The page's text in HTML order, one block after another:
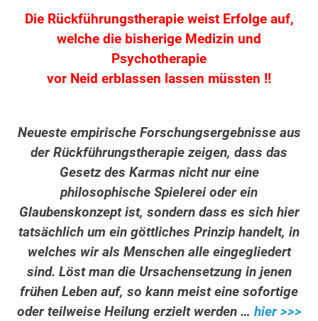
Die Rückführungstherapie weist Erfolge auf,
welche die bisherige Medizin und
Psychotherapie
vor Neid erblassen lassen müssten !!
Neueste empirische Forschungsergebnisse aus
der Rückführungstherapie zeigen, dass das
Gesetz des Karmas nicht nur eine
philosophische Spielerei oder ein
Glaubenskonzept ist, sondern dass es sich hier
tatsächlich um ein göttliches Prinzip handelt, in
welches wir als Menschen alle eingegliedert
sind. Löst man die Ursachensetzung in jenen
frühen Leben auf, so kann meist eine sofortige
oder teilweise Heilung erzielt werden … hier >>>